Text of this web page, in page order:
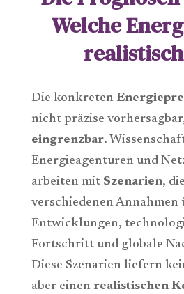
Welche
Die konkreten
nicht präzise
eingrenzbar.
Energieagenturen und
arbeiten mit Szenarien,
verschiedenen Annahmen
Entwicklungen,
Fortschritt und globale
Diese Szenarien liefern
aber einen realistischen